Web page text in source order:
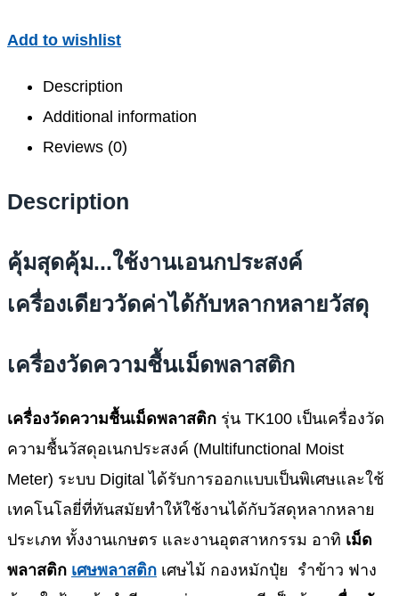
Add to wishlist
Description
Additional information
Reviews (0)
Description
คุ้มสุดคุ้ม...ใช้งานเอนกประสงค์
เครื่องเดียววัดค่าได้กับหลากหลายวัสดุ
เครื่องวัดความชื้นเม็ดพลาสติก
เครื่องวัดความชื้นเม็ดพลาสติก รุ่น TK100 เป็นเครื่องวัด
ความชื้นวัสดุอเนกประสงค์ (Multifunctional Moist
Meter) ระบบ Digital ได้รับการออกแบบเป็นพิเศษและใช้
เทคโนโลยี่ที่ทันสมัยทำให้ใช้งานได้กับวัสดุหลากหลาย
ประเภท ทั้งงานเกษตร และงานอุตสาหกรรม อาทิ เม็ด
พลาสติก เศษพลาสติก เศษไม้ กองหมักปุ๋ย รำข้าว ฟาง